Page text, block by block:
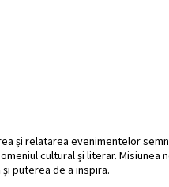
și relatarea evenimentelor
cultural și literar. Misiunea
puterea de a inspira.